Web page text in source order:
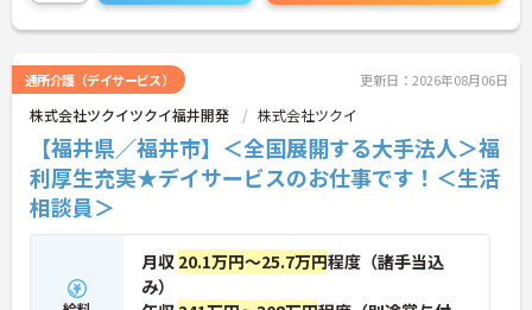
通所介護（デイサービス） 更新日：2026年08月06日
株式会社ツクイツクイ福井開発 株式会社ツクイ
【福井県／福井市】＜全国展開する大手法人＞福
利厚生充実★デイサービスのお仕事です！＜生活
相談員＞
月収 20.1万円～25.7万円程度（諸手当込
み）